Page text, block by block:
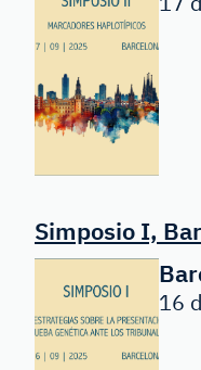
Simposio I,
16